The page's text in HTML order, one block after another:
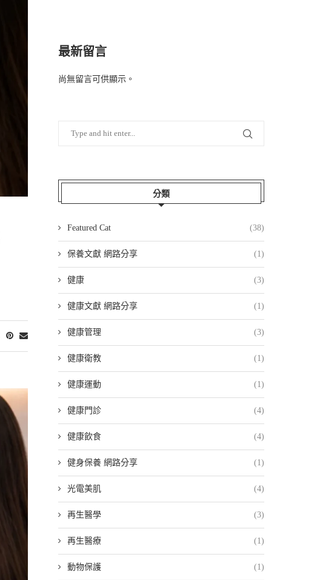
最新留言
尚無留言可供顯示。
分類
Featured Cat (38)
保養文獻 網路分享 (1)
健康 (3)
健康文獻 網路分享 (1)
健康管理 (3)
健康衛教 (1)
健康運動 (1)
健康門診 (4)
健康飲食 (4)
健身保養 網路分享 (1)
光電美肌 (4)
再生醫學 (3)
再生醫療 (1)
動物保護 (1)